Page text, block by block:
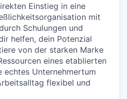
Einstieg in eine
mit
Schulungen und
helfen, dein Potenzial
von der starken Marke
eines etablierten
echtes Unternehmertum
flexibel und